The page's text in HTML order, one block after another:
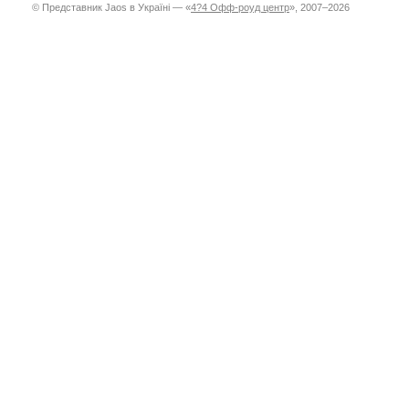
© Представник Jaos в Україні — «4?4 Офф-роуд центр», 2007–2026